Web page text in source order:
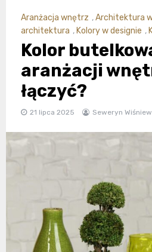
Aranżacja wnętrz ,Architektura
architektura , Kolory w designie ,
Kolor
aranżacji
łączyć?
21 lipca 2025 Seweryn